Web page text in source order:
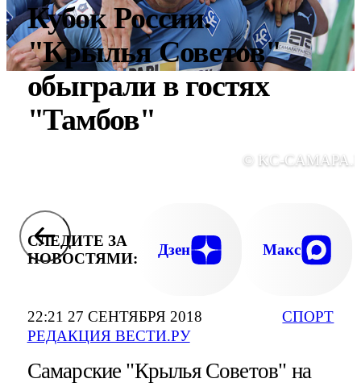
22:21 27 СЕНТЯБРЯ 2018
РЕДАКЦИЯ ВЕСТИ.РУ
СПОРТ
Кубок России.
"Крылья Советов"
обыграли в гостях
"Тамбов"
© KC-
СЛЕДИТЕ ЗА
НОВОСТЯМИ:
Дзен Макс
Самарские "Крылья Советов" на